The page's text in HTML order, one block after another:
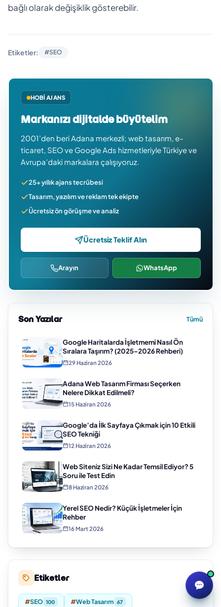
bağlı olarak değişiklik gösterebilir.
Etiketler: #SEO
HOBI AJANS
Markanızı dijitalde büyütelim
2001’den beri Adana merkezli; web tasarım, e-
ticaret, SEO ve Google Ads hizmetleriyle Türkiye ve
Avrupa’daki markalara çalışıyoruz.
25+ yıllık ajans tecrübesi
Tasarım, yazılım ve reklam tek ekipte
Ücretsiz ön görüşme ve analiz
Ücretsiz Teklif Alın
Arayın WhatsApp
Son Yazılar Tümü
Google Haritalarda İşletmemi Nasıl Ön
Sıralara Taşırım? (2025–2026 Rehberi)
29 Haziran 2026
Adana Web Tasarım Firması Seçerken
Nelere Dikkat Edilmeli?
15 Haziran 2026
Google’da İlk Sayfaya Çıkmak için 10 Etkili
SEO Tekniği
12 Haziran 2026
Web Siteniz Sizi Ne Kadar Temsil Ediyor? 5
Soru ile Test Edin
8 Haziran 2026
Yerel SEO Nedir? Küçük İşletmeler İçin
Rehber
16 Mart 2026
Etiketler
#SEO 100 #Web Tasarım 67